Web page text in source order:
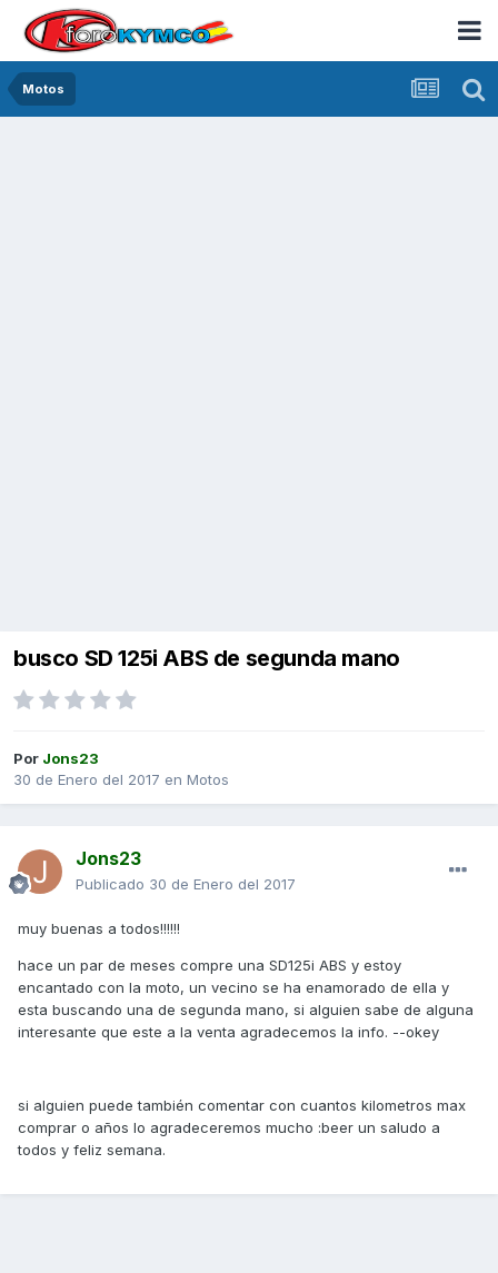
Motos
busco SD 125i ABS de segunda mano
Por Jons23
30 de Enero del 2017 en Motos
Jons23
Publicado 30 de Enero del 2017
muy buenas a todos!!!!!!
hace un par de meses compre una SD125i ABS y estoy
encantado con la moto, un vecino se ha enamorado de ella y
esta buscando una de segunda mano, si alguien sabe de alguna
interesante que este a la venta agradecemos la info. --okey
si alguien puede también comentar con cuantos kilometros max
comprar o años lo agradeceremos mucho :beer un saludo a
todos y feliz semana.